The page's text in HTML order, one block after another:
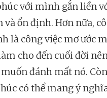
với mình gắn liền
và ổn định. Hơn nữa,
là công việc mơ ước
cho đến cuối đời
đánh mất nó.
có thể mang ý